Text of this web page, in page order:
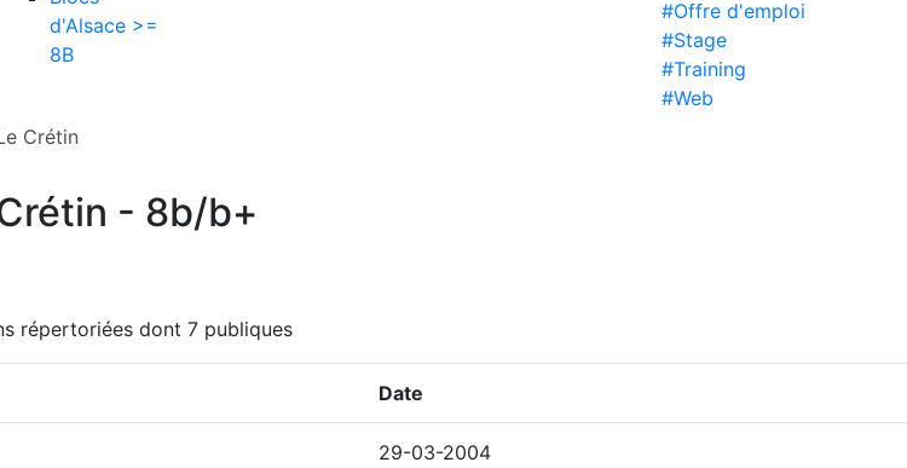
d'Alsace >=
8B
#Offre d'emploi
#Stage
#Training
#Web
Crétin
- 8b/b+
répertoriées dont 7 publiques
Date
29-03-2004